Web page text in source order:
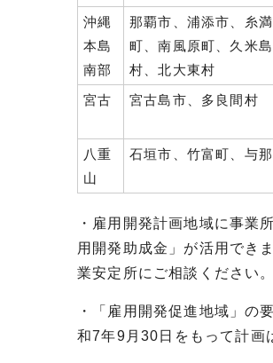
沖縄
本島
南部
那覇市、浦添市、糸
町、南風原町、久米
村、北大東村
宮古
宮古島市、多良間村
八重
山
石垣市、竹富町、与
・雇用開発計画地域に事業
用開発助成金」が活用でき
業安定所にご相談ください。
・「雇用開発促進地域」の
和7年9月30日をもって計画